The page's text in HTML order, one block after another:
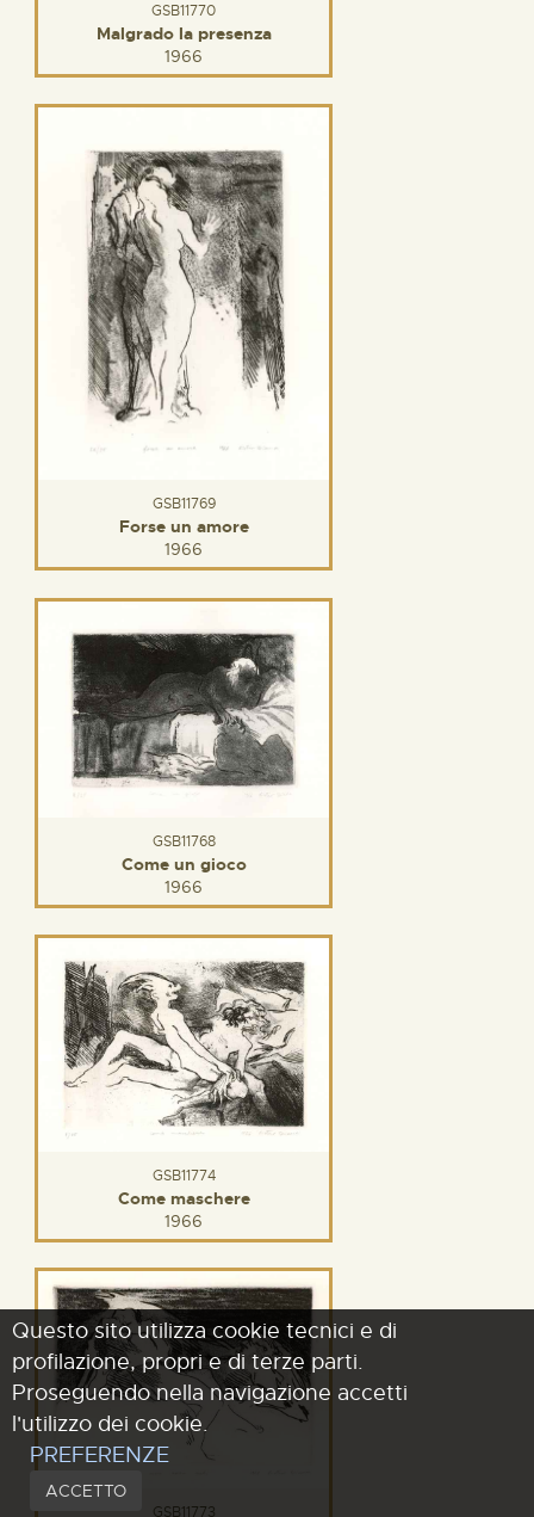
GSB11770
Malgrado la presenza
1966
GSB11769
Forse un amore
1966
GSB11768
Come un gioco
1966
GSB11774
Come maschere
1966
GSB11773
Questo sito utilizza cookie tecnici e di
profilazione, propri e di terze parti.
Proseguendo nella navigazione accetti
l'utilizzo dei cookie.
PREFERENZE
ACCETTO